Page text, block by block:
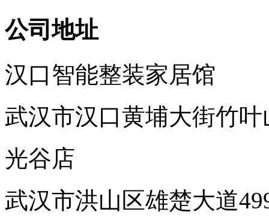
公司地址
汉口智能整装家居馆
武汉市汉口黄埔大街竹
光谷店
武汉市洪山区雄楚大道